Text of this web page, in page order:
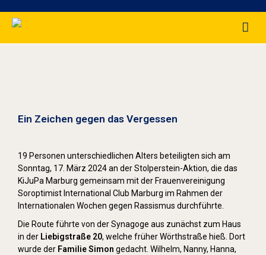
Ein Zeichen gegen das Vergessen
19 Personen unterschiedlichen Alters beteiligten sich am
Sonntag, 17. März 2024 an der Stolperstein-Aktion, die das
KiJuPa Marburg gemeinsam mit der Frauenvereinigung
Soroptimist International Club Marburg im Rahmen der
Internationalen Wochen gegen Rassismus durchführte.
Die Route führte von der Synagoge aus zunächst zum Haus
in der Liebigstraße 20, welche früher Wörthstraße hieß. Dort
wurde der Familie Simon gedacht. Wilhelm, Nanny, Hanna,